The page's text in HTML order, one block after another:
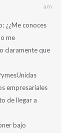
am
¿¿Me conoces
me
claramente que
empresariales
de llegar a
bajo